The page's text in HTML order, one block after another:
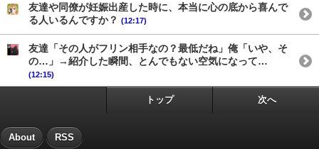
友達や同僚が妊娠出産した時に、本当に心の底から喜んで
る人いるんですか？ (12:17)
友達「その人がフリン相手なの？最低だね」俺「いや、そ
の…」→紹介した瞬間、とんでもない空気になって…
(12:15)
トップ 次へ
About RSS